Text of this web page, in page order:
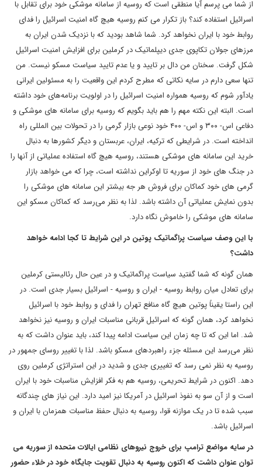
از شما می پرسم آیا منطقی است که روسیه از سامانه موشکی خود برای تقابل با
اسرائیل استفاده کند؟ باز تکرار می کنم روسیه هیچ گاه امنیت اسرائیل را فدای
روابط خود با ایران نخواهد کرد. شما شاهد بودید که با نزدیک شدن ایران به
مرزهای جولان تکاپوی جدی دیپلماتیک در کرملین برای افزایش امنیت اسرائیل
شکل گرفت. سخنان من دال بر تایید و یا عدم تایید سیاست مسکو نیست. من
تنها سعی دارم در سایه نکاتی که مطرح کردم این واقعیت را به مسئولین ایرانی
یادآور شوم که روسیه همواره امنیت اسرائیل را در اولویت برنامه‌های خود داشته
است. البته این نکته مهم را هم باید بگویم که روسیه برای سامانه های موشکی و
دفاعی اس- ۳۰۰ و اس- ۴۰۰ خود نوعی بازار گرمی را در تحولات بین المللی راه
انداخته است. در شرایطی که ترکیه، ایران، عربستان و دیگر کشورها به دنبال
خرید این سامانه های موشکی هستند، روسیه هیچ گاه استفاده عملیاتی از آنها را
در جنگ های خود از سوریه تا اوکراین نداشته است، چرا که می خواهد بازار
گرمی های خود کماکان برای فروش هر جه بیشتر این سامانه های موشکی را
بدون نمایش عملیاتی آن داشته باشد. لذا به نظر می‌رسد که کماکان مسکو این
سامانه های موشکی را خاموش نگاه دارد.
با این وصف سیاست پراگماتیک پوتین در این شرایط تا کجا ادامه خواهد
داشت؟
همان گونه که شما گفتید سیاست پراگماتیک و در عین حال رئالیستی کرملین
برای تعادل میان روابط روسیه - ایران و روسیه - اسرائیل بسیار جدی است. در
این راستا یقیناً پوتین هیچ گاه منافع تهران را فدای و روابط خود با اسرائیل
نخواهد کرد، همان گونه که اسرائیل قربانی مناسبات ایران و روسیه نیز نخواهد
شد. اما این که تا چه زمان این سیاست ادامه پیدا کند، باید عنوان داشت که به
نظر می‌رسد این مسئله جزء راهبردهای مسکو باشد. لذا با تغییر روسای جمهور در
روسیه به نظر نمی رسد که تغییری جدی و شدید در این استراتژی کرملین روی
دهد. اکنون در شرایط تحریمی، روسیه هم به فکر افزایش مناسبات خود با ایران
است و از آن سو به نفوذ اسرائیل در آمریکا نیز امید دارد. این نیاز های چندگانه
سبب شده تا در یک موازنه قوا، روسیه به دنبال حفظ مناسبات همزمان با ایران و
اسرائیل باشد.
در سایه مواضع ترامپ برای خروج نیروهای نظامی ایالات متحده از سوریه می
توان عنوان داشت که اکنون روسیه به دنبال تقویت جایگاه خود در خلاء حضور